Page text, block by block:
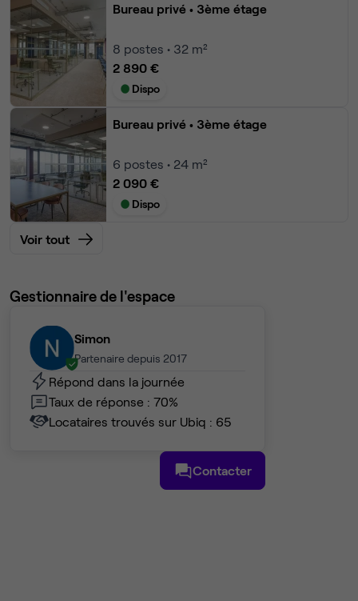
Bureau privé • 3ème étage
8 postes • 32 m²
2 890 €
Dispo
Bureau privé • 3ème étage
6 postes • 24 m²
2 090 €
Dispo
Voir tout
Gestionnaire de l'espace
Simon
Partenaire depuis 2017
Répond dans la journée
Taux de réponse : 70%
Locataires trouvés sur Ubiq : 65
Contacter